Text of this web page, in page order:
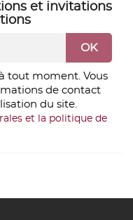
et invitations
tout moment. Vous
de contact
du site.
et la politique de